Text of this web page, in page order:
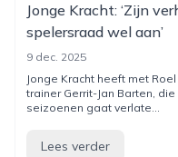
Jonge Kracht: ‘Zijn
spelersraad wel aan’
9 dec. 2025
Jonge Kracht heeft met
trainer Gerrit-Jan Barten,
seizoenen gaat verlate...
Lees verder